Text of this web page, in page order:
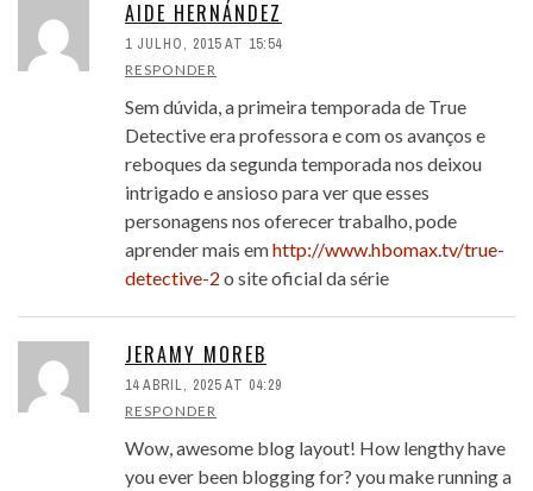
AIDE HERNÁNDEZ
1 JULHO, 2015 AT 15:54
RESPONDER
Sem dúvida, a primeira temporada de True
Detective era professora e com os avanços e
reboques da segunda temporada nos deixou
intrigado e ansioso para ver que esses
personagens nos oferecer trabalho, pode
aprender mais emhttp://www.hbomax.tv/true-
detective-2 o site oficial da série
JERAMY MOREB
14 ABRIL, 2025 AT 04:29
RESPONDER
Wow, awesome blog layout! How lengthy have
you ever been blogging for? you make running a